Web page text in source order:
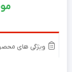
ویژگی های